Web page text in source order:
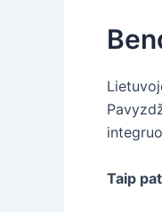
Taip